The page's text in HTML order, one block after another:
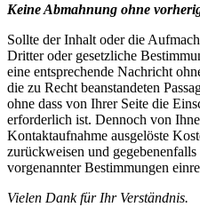
Keine Abmahnung ohne
Sollte der Inhalt oder die
Dritter oder gesetzliche
eine entsprechende Nachricht
die zu Recht beanstandeten
ohne dass von Ihrer Seite die
erforderlich ist. Dennoch von
Kontaktaufnahme ausgelöste
zurückweisen und
vorgenannter Bestimmungen
Vielen Dank für Ihr Verständnis.